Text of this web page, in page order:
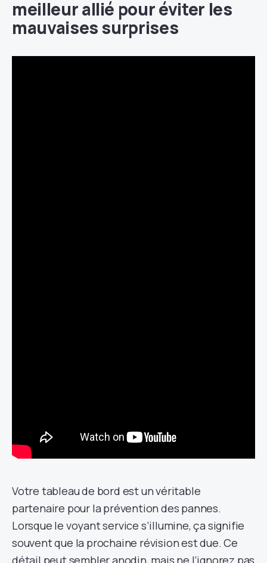
meilleur allié pour éviter les
mauvaises surprises
Votre tableau de bord est un véritable
partenaire pour la prévention des pannes.
Lorsque le voyant service s’illumine, ça signifie
souvent que la prochaine révision est due. Ce